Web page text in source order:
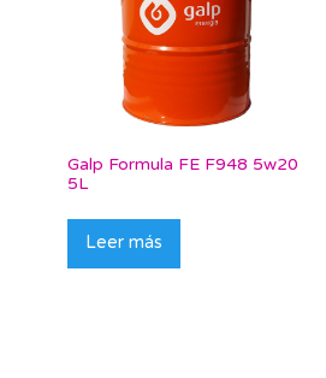
Galp Formula FE F948 5w20
5L
Leer más